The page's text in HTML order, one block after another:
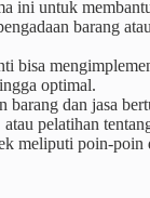
ini untuk
barang
bisa
optimal.
barang dan jasa
pelatihan
meliputi poin-poin